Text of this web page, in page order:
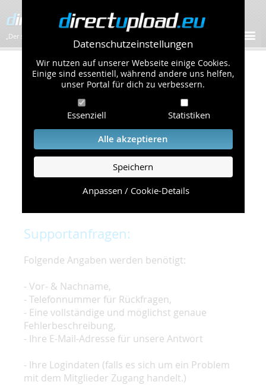
Datenschutzeinstellungen
Wir nutzen auf unserer Webseite einige Cookies.
Einige sind essentiell, während andere uns helfen,
unser Portal für dich zu verbessern.
Essenziell Statistiken
Alle akzeptieren
Speichern
Anpassen / Cookie-Details
„Der schnellste Bilder-Hoster im Web!”
Kontakt & Support
Um eine schnelle und unkomplizierte
Bearbeitung Ihres Problems zu gewährleisten,
bitten wir Sie,
folgende Punkte zu beachten und einzuhalten.
Die schnellste Hilfe finden Sie auf unserer
Seite, die die häufig gestellten Fragen
Supportanfragen:
Folgende Angaben werden benötigt:
- Vor- & Nachname,
- Telefonnummer für Rückfragen,
- Eine vollständige und möglichst genaue
Fehlerbeschreibung,
- Ihre E-Mail-Adresse für unsere Antwort
- Ihre Logindaten (falls es sich um ein Problem
mit dem Mitglieder Zugang handelt.)